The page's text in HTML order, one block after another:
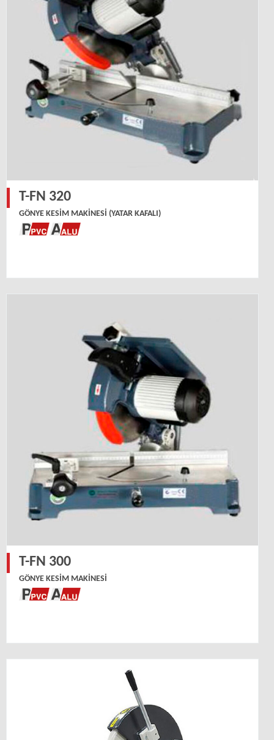
T-FN 320
GÖNYE KESIM MAKINESI (YATAR KAFALI)
T-FN 300
GÖNYE KESIM MAKINESI